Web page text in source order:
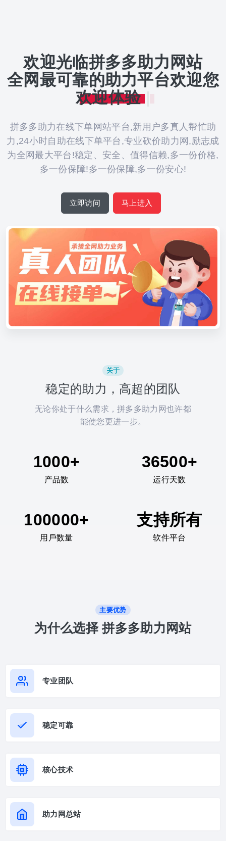
欢迎光临拼多多助力网站
全网最可靠的助力平台欢迎您
欢迎体验
拼多多助力在线下单网站平台,新用户多真人帮忙助
力,24小时自助在线下单平台,专业砍价助力网,励志成
为全网最大平台!稳定、安全、值得信赖,多一份价格,
多一份保障!多一份保障,多一份安心!
立即访问 马上进入
关于
稳定的助力，高超的团队
无论你处于什么需求，拼多多助力网也许都
能使您更进一步。
1000+
产品数
36500+
运行天数
100000+
用戶数量
支持所有
软件平台
主要优势
为什么选择 拼多多助力网站
专业团队
稳定可靠
核心技术
助力网总站